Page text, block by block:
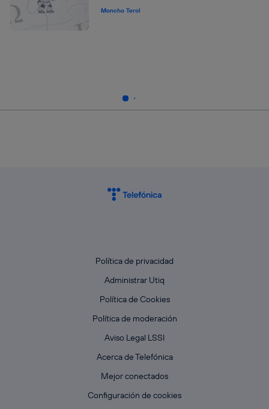
Moncho Terol
Política de privacidad
Administrar Utiq
Política de Cookies
Política de moderación
Aviso Legal LSSI
Acerca de Telefónica
Mejor conectados
Configuración de cookies